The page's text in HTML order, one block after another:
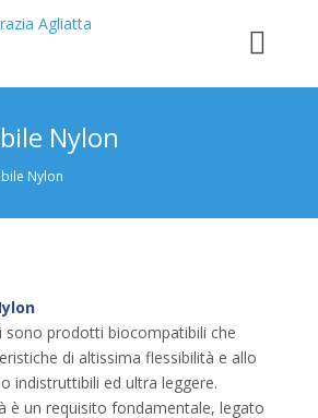
Nylon
Nylon
sono prodotti biocompatibili che
di altissima flessibilità e allo
indistruttibili ed ultra leggere.
è un requisito fondamentale, legato